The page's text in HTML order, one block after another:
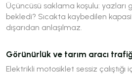
Üçüncüsü saklama koşulu: yazları
bekledi? Sıcakta kaybedilen
dışarıdan anlaşılmaz.
Görünürlük ve tarım aracı
Elektrikli motosiklet sessiz